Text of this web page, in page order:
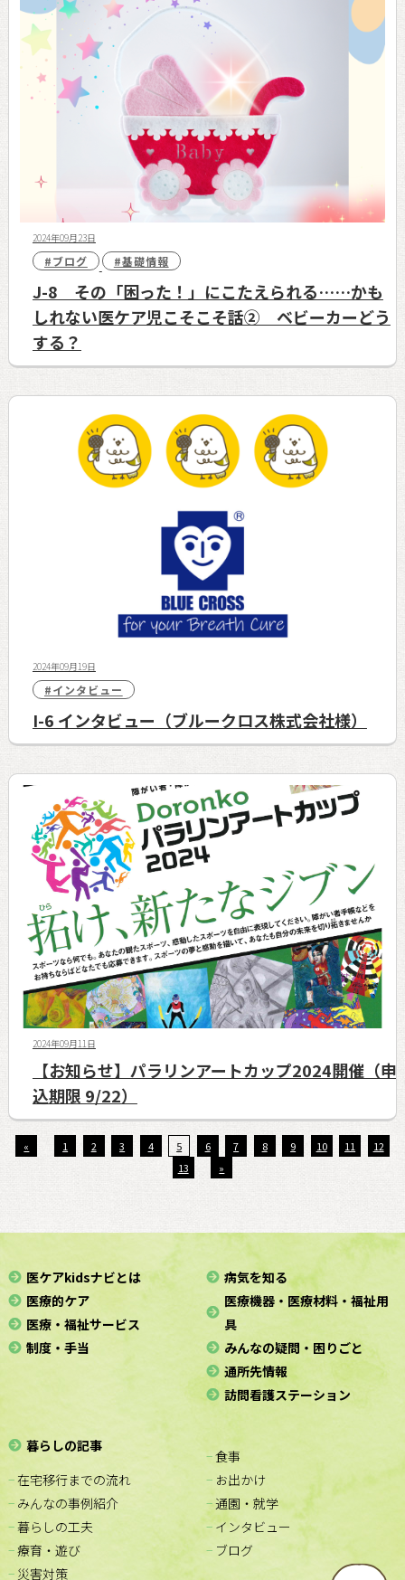
2024年09月23日
#ブログ #基礎情報
J-8 その「困った！」にこたえられる……かも
しれない医ケア児こそこそ話② ベビーカーどう
する？
2024年09月19日
#インタビュー
I-6 インタビュー（ブルークロス株式会社様）
2024年09月11日
【お知らせ】パラリンアートカップ2024開催（申
込期限 9/22）
« 1 2 3 4 5 6 7 8 9 10 11
12
13
»
医ケアkidsナビとは
医療的ケア
医療・福祉サービス
制度・手当
病気を知る
医療機器・医療材料・福祉用
具
みんなの疑問・困りごと
通所先情報
訪問看護ステーション
暮らしの記事
− 在宅移行までの流れ
− みんなの事例紹介
− 暮らしの工夫
− 療育・遊び
− 災害対策
− 食事
− お出かけ
− 通園・就学
− インタビュー
− ブログ